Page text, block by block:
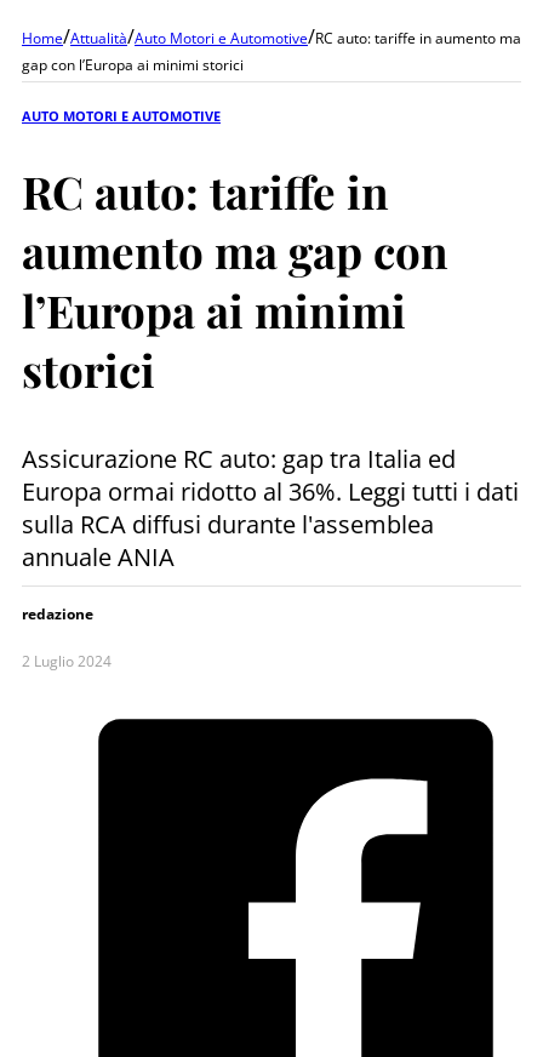
Home/Attualità/Auto Motori e Automotive/RC auto: tariffe in aumento ma
gap con l’Europa ai minimi storici
AUTO MOTORI E AUTOMOTIVE
RC auto: tariffe in
aumento ma gap con
l’Europa ai minimi
storici
Assicurazione RC auto: gap tra Italia ed
Europa ormai ridotto al 36%. Leggi tutti i dati
sulla RCA diffusi durante l'assemblea
annuale ANIA
redazione
2 Luglio 2024